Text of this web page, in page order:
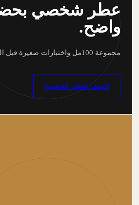
عطر شخصي
واضح.
مجموعة 100مل واختبارات صغيرة قبل القرار.
اكتشف العطور الشخصية